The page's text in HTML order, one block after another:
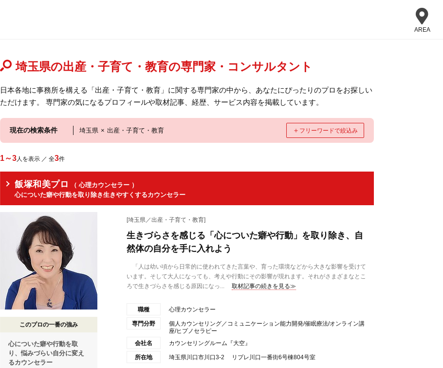
AREA
埼玉県の出産・子育て・教育の専門家・コンサルタント
日本各地に事務所を構える「出産・子育て・教育」に関する専門家の中から、あなたにぴったりのプロをお探しい
ただけます。 専門家の気になるプロフィールや取材記事、経歴、サービス内容を掲載しています。
現在の検索条件 埼玉県 × 出産・子育て・教育 ＋ フリーワードで絞込み
1～3人を表示 ／ 全3件
飯塚和美プロ
（ 心理カウンセラー ）
心についた癖や行動を取り除き生きやすくするカウンセラー
このプロの一番の強み
心についた癖や行動を取
り、悩みづらい自分に変え
るカウンセラー
[埼玉県／出産・子育て・教育]
生きづらさを感じる「心についた癖や行動」を取り除き、自
然体の自分を手に入れよう
「人は幼い頃から日常的に使われてきた言葉や、育った環境などから大きな影響を受けて
います。そして大人になっても、考えや行動にその影響が現れます。それがさまざまなとこ
ろで生きづらさを感じる原因になっ...
取材記事の続きを見る≫
職種 心理カウンセラー
専門分野
個人カウンセリング／コミュニケーション能力開発/催眠療法/オンライン講
座/ヒプノセラピー
会社名
カウンセリングルーム『大空』
所在地 埼玉県川口市川口3-2 リプレ川口一番街6号棟804号室